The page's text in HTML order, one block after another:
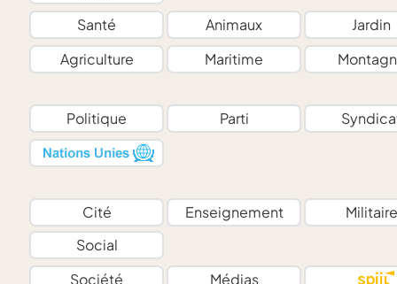
Santé
Animaux
Jardin
Agriculture
Maritime
Politique Parti
Cité Enseignement
Militaire
Social
Société
Médias